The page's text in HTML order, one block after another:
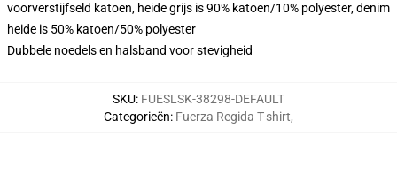
voorverstijfseld katoen, heide grijs is 90% katoen/10% polyester, denim
heide is 50% katoen/50% polyester
Dubbele noedels en halsband voor stevigheid
SKU: FUESLSK-38298-DEFAULT
Categorieën: Fuerza Regida T-shirt,